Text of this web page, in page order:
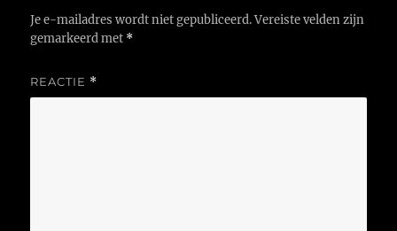
Je e-mailadres wordt niet gepubliceerd. Vereiste velden zijn
gemarkeerd met *
REACTIE *